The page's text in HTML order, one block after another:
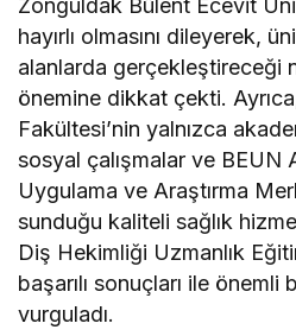
Zonguldak Bülent Ecevit
hayırlı olmasını dileyerek,
alanlarda gerçekleştireceği
önemine dikkat çekti.
Fakültesi’nin yalnızca
sosyal çalışmalar ve BEUN
Uygulama ve Araştırma
sunduğu kaliteli sağlık
Diş Hekimliği Uzmanlık
başarılı sonuçları ile
vurguladı.